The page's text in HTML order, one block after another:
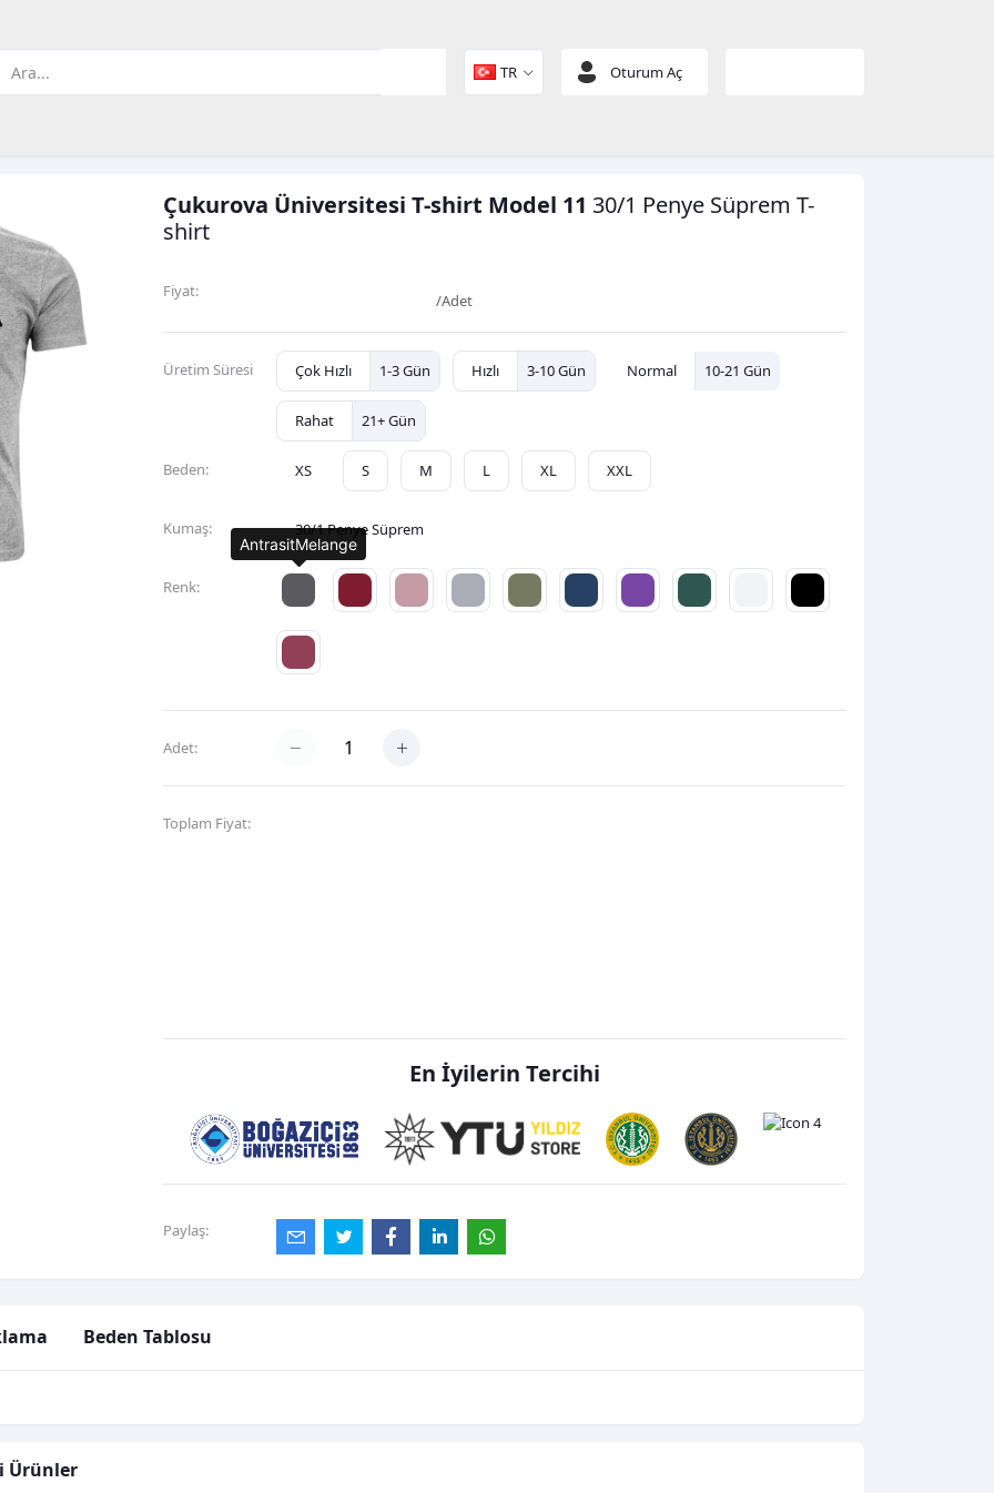
TR Oturum Aç
Çukurova Üniversitesi T-shirt Model 11 30/1 Penye Süprem T-
shirt
Fiyat: 600,00TL/Adet
Üretim Süresi Çok Hızlı 1-3 Gün Hızlı 3-10 Gün Normal 10-21 Gün
Rahat 21+ Gün
Beden: XS S M L XL XXL
Kumaş: 30/1 Penye Süprem
Renk:
Adet:
Toplam Fiyat:
En İyilerin Tercihi
Paylaş:
Beden Tablosu
Ürünler
AntrasitMelange